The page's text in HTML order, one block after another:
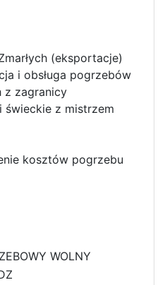
(eksportacje)
i obsługa pogrzebów
z zagranicy
świeckie z mistrzem
kosztów pogrzebu
WOLNY